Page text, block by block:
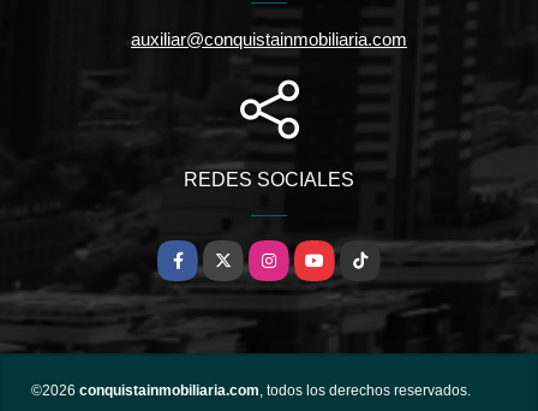
auxiliar@conquistainmobiliaria.com
REDES SOCIALES
Facebook
X InstagramYouTubeTikTok
©2026 conquistainmobiliaria.com , todos los derechos reservados.